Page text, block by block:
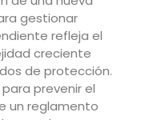
gestionar
refleja el
creciente
de protección.
prevenir el
un reglamento